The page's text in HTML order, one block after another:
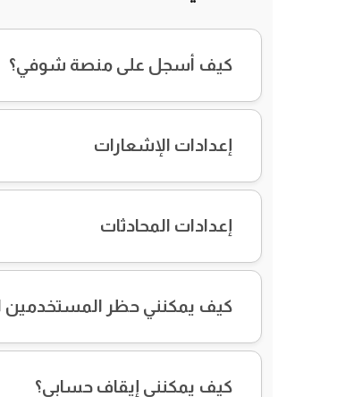
كيف أسجل على منصة شوفي؟
إعدادات الإشعارات
إعدادات المحادثات
كيف يمكنني حظر المستخدمين
كيف يمكنني إيقاف حسابي؟